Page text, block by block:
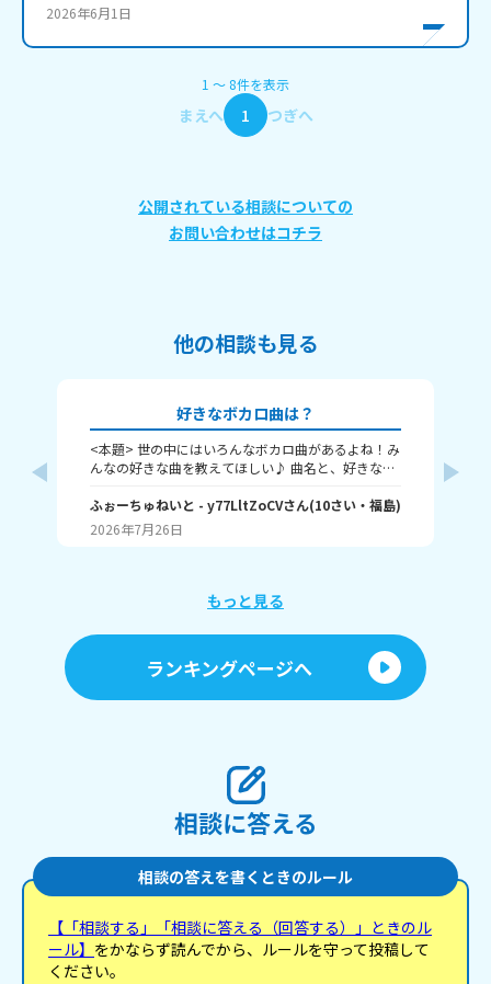
2026年6月1日
1 〜 8件を表示
まえへ 1 つぎへ
公開されている相談についての
お問い合わせはコチラ
他の相談も見る
好きなボカロ曲は？
<本題> 世の中にはいろんなボカロ曲があるよね！み
んなの好きな曲を教えてほしい♪ 曲名と、好きなと
のんでねよう、ジェヘナ、クローバークラブ！(まだ
あるよ それじゃあ、ばいちゃ～
ふぉーちゅねいと - y77LltZoCVさん(10さい・ 福島)
2026年7月26日
もっと見る
ランキングページへ
相談に答える
相談の答えを書くときのルール
【「相談する」「相談に答える（回答する）」ときのル
ール】 をかならず読んでから、ルールを守って投稿して
ください。